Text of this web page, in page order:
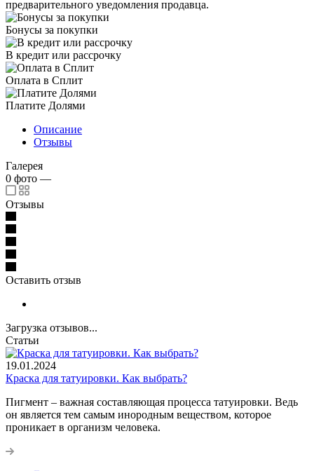
предварительного уведомления продавца.
Бонусы за покупки
В кредит или рассрочку
Оплата в Сплит
Платите Долями
Описание
Отзывы
Галерея
0 фото —
Отзывы
Оставить отзыв
Загрузка отзывов...
Статьи
19.01.2024
Краска для татуировки. Как выбрать?
Пигмент – важная составляющая процесса татуировки. Ведь
он является тем самым инородным веществом, которое
проникает в организм человека.